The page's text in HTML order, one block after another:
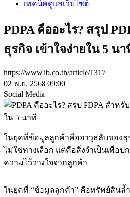
เทคนิคดูแลเว็บไซต์
PDPA คืออะไร? สรุป
ธุรกิจ เข้าใจง่ายใน 5 นา
https://www.ib.co.th/article/1317
02 พ.ย. 2568 09:00
Social Media
ในยุคที่ข้อมูลลูกค้าคืออาวุธลับของธุร
ไม่ใช่ทางเลือก แต่คือสิ่งจำเป็นเพื่อป
ความไว้วางใจจากลูกค้า
ในยุคที่ “ข้อมูลลูกค้า” คือทรัพย์สิน